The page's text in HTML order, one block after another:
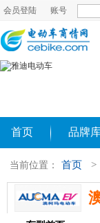
会员登陆 账号
首页 品牌
当前位置： 首页 >